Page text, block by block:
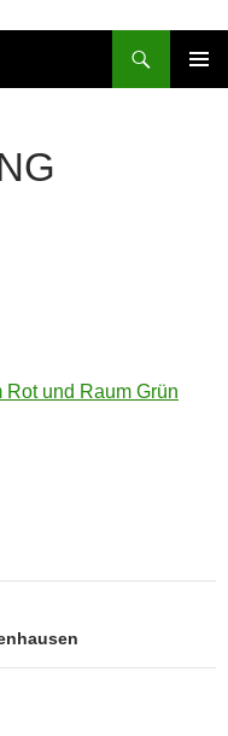
und Raum Grün